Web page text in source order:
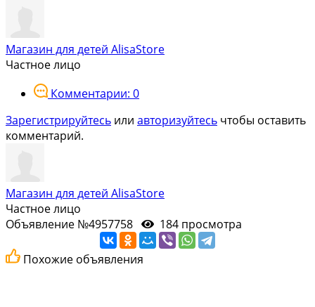
Магазин для детей AlisaStore
Частное лицо
Комментарии: 0
Зарегистрируйтесь или авторизуйтесь чтобы оставить
комментарий.
Магазин для детей AlisaStore
Частное лицо
Объявление №4957758
184 просмотра
Похожие объявления